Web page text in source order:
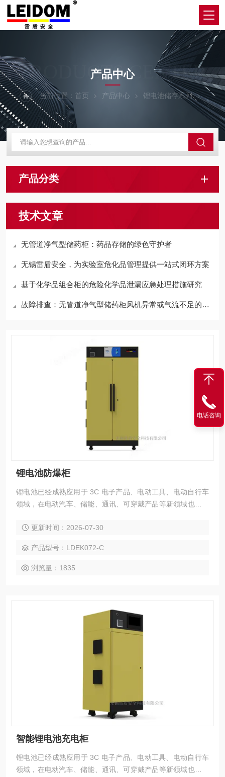
PRODUCTS CENTER
产品中心
当前位置： 首页 产品中心 锂电池储存系列
产品分类
技术文章
无管道净气型储药柜：药品存储的绿色守护者
无锡雷盾安全，为实验室危化品管理提供一站式闭环方案
基于化学品组合柜的危险化学品泄漏应急处理措施研究
故障排查：无管道净气型储药柜风机异常或气流不足的常见原因及解决路径
锂电池防爆柜
锂电池已经成熟应用于 3C 电子产品、电动工具、电动自行车
领域，在电动汽车、储能、通讯、可穿戴产品等新领域也有长
机、电脑、充电宝、无人机等电池充电爆炸的新闻屡见不鲜，
行业，所面临的充电自燃风险更大，极易造成人身危险和大量
财产损失。因此，便有了锂电池防爆柜。
更新时间：2026-07-30
产品型号：LDEK072-C
浏览量：1835
智能锂电池充电柜
锂电池已经成熟应用于 3C 电子产品、电动工具、电动自行车
领域，在电动汽车、储能、通讯、可穿戴产品等新领域也有长
电话咨询